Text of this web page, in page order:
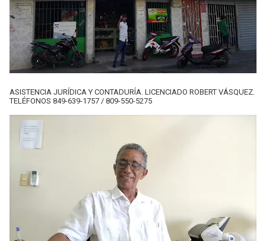
ASISTENCIA JURÍDICA Y CONTADURÍA. LICENCIADO ROBERT VÁSQUEZ.
TELÉFONOS 849-639-1757 / 809-550-5275